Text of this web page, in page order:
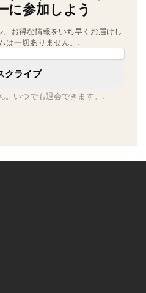
に参加しよう
お得な情報をいち早くお届けし
は一切ありません。.
クライブ
。いつでも退会できます。.